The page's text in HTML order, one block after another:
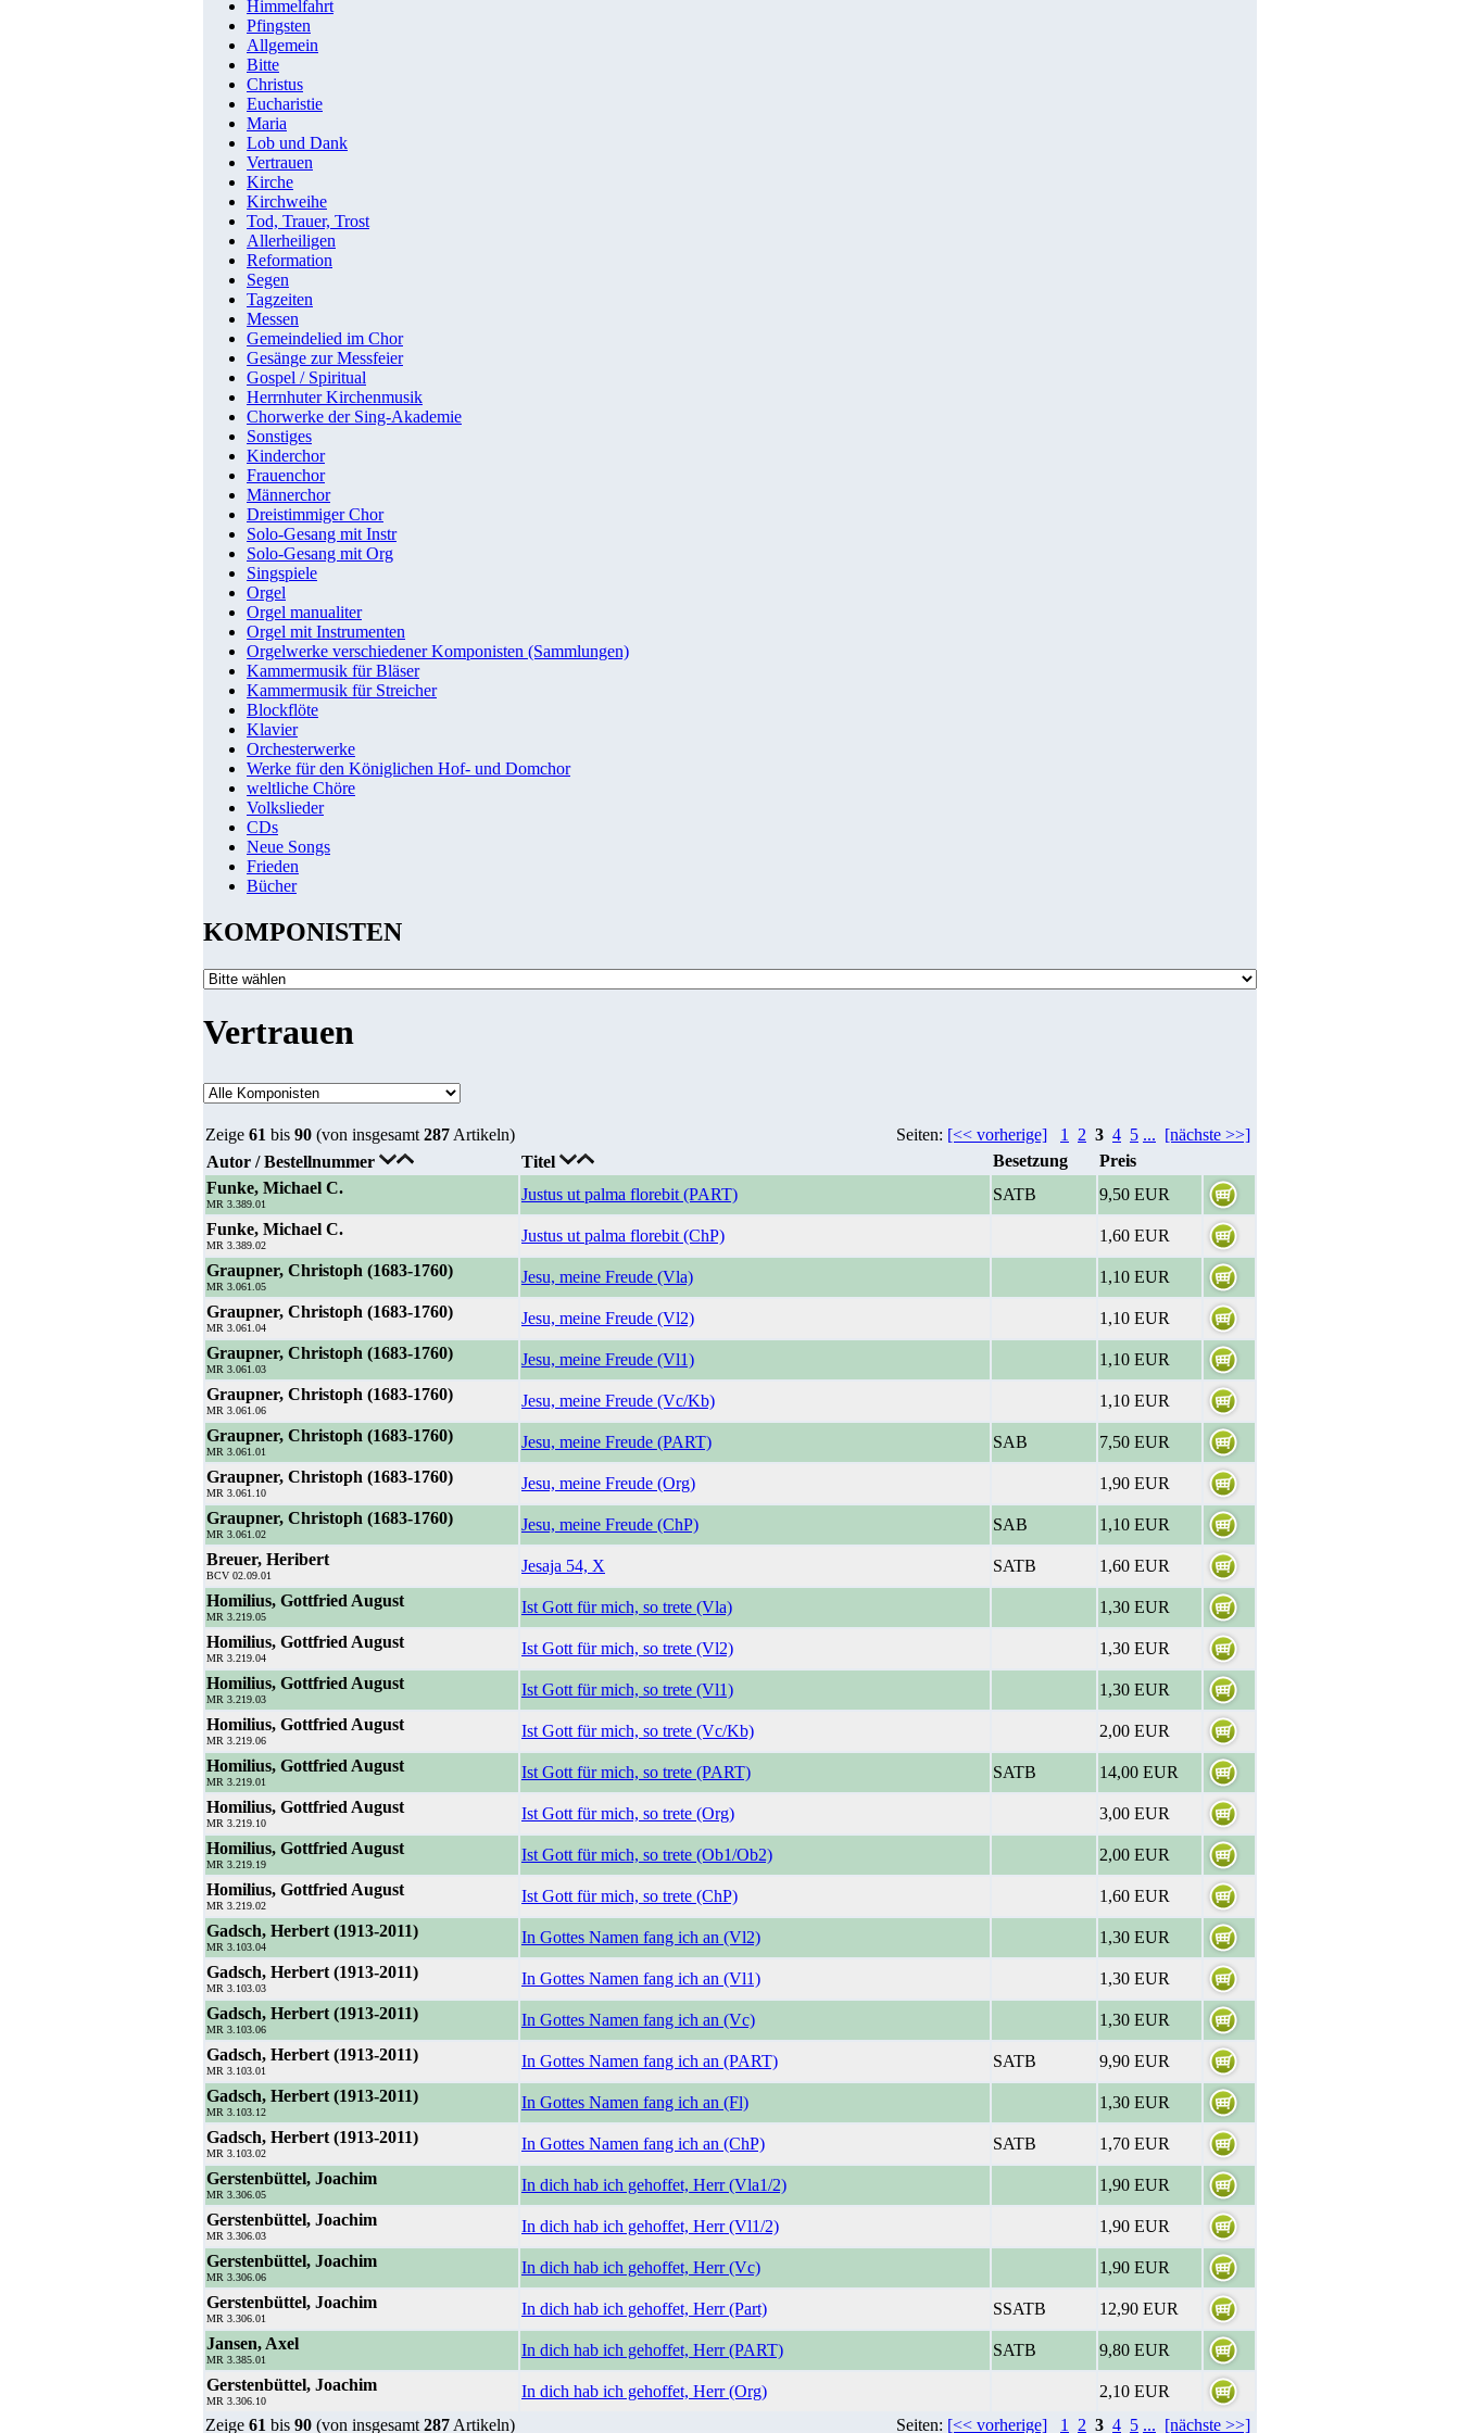
Himmelfahrt
Pfingsten
Allgemein
Bitte
Christus
Eucharistie
Maria
Lob und Dank
Vertrauen
Kirche
Kirchweihe
Tod, Trauer, Trost
Allerheiligen
Reformation
Segen
Tagzeiten
Messen
Gemeindelied im Chor
Gesänge zur Messfeier
Gospel / Spiritual
Herrnhuter Kirchenmusik
Chorwerke der Sing-Akademie
Sonstiges
Kinderchor
Frauenchor
Männerchor
Dreistimmiger Chor
Solo-Gesang mit Instr
Solo-Gesang mit Org
Singspiele
Orgel
Orgel manualiter
Orgel mit Instrumenten
Orgelwerke verschiedener Komponisten (Sammlungen)
Kammermusik für Bläser
Kammermusik für Streicher
Blockflöte
Klavier
Orchesterwerke
Werke für den Königlichen Hof- und Domchor
weltliche Chöre
Volkslieder
CDs
Neue Songs
Frieden
Bücher
KOMPONISTEN
Vertrauen
Zeige 61 bis 90 (von insgesamt 287 Artikeln) Seiten: [<< vorherige] 1 2 3 4 5 ... [nächste >>]
Autor / Bestellnummer
Titel Besetzung
Preis
Funke, Michael C.
MR 3.389.01
Justus ut palma florebit (PART) SATB
9,50 EUR
Funke, Michael C.
MR 3.389.02
Justus ut palma florebit (ChP)
1,60 EUR
Graupner, Christoph (1683-1760)
MR 3.061.05
Jesu, meine Freude (Vla)
1,10 EUR
Graupner, Christoph (1683-1760)
MR 3.061.04
Jesu, meine Freude (Vl2)
1,10 EUR
Graupner, Christoph (1683-1760)
MR 3.061.03
Jesu, meine Freude (Vl1)
1,10 EUR
Graupner, Christoph (1683-1760)
MR 3.061.06
Jesu, meine Freude (Vc/Kb)
1,10 EUR
Graupner, Christoph (1683-1760)
MR 3.061.01
Jesu, meine Freude (PART) SAB
7,50 EUR
Graupner, Christoph (1683-1760)
MR 3.061.10
Jesu, meine Freude (Org)
1,90 EUR
Graupner, Christoph (1683-1760)
MR 3.061.02
Jesu, meine Freude (ChP) SAB
1,10 EUR
Breuer, Heribert
BCV 02.09.01
Jesaja 54, X SATB
1,60 EUR
Homilius, Gottfried August
MR 3.219.05
Ist Gott für mich, so trete (Vla)
1,30 EUR
Homilius, Gottfried August
MR 3.219.04
Ist Gott für mich, so trete (Vl2)
1,30 EUR
Homilius, Gottfried August
MR 3.219.03
Ist Gott für mich, so trete (Vl1)
1,30 EUR
Homilius, Gottfried August
MR 3.219.06
Ist Gott für mich, so trete (Vc/Kb)
2,00 EUR
Homilius, Gottfried August
MR 3.219.01
Ist Gott für mich, so trete (PART) SATB
14,00 EUR
Homilius, Gottfried August
MR 3.219.10
Ist Gott für mich, so trete (Org)
3,00 EUR
Homilius, Gottfried August
MR 3.219.19
Ist Gott für mich, so trete (Ob1/Ob2)
2,00 EUR
Homilius, Gottfried August
MR 3.219.02
Ist Gott für mich, so trete (ChP)
1,60 EUR
Gadsch, Herbert (1913-2011)
MR 3.103.04
In Gottes Namen fang ich an (Vl2)
1,30 EUR
Gadsch, Herbert (1913-2011)
MR 3.103.03
In Gottes Namen fang ich an (Vl1)
1,30 EUR
Gadsch, Herbert (1913-2011)
MR 3.103.06
In Gottes Namen fang ich an (Vc)
1,30 EUR
Gadsch, Herbert (1913-2011)
MR 3.103.01
In Gottes Namen fang ich an (PART) SATB
9,90 EUR
Gadsch, Herbert (1913-2011)
MR 3.103.12
In Gottes Namen fang ich an (Fl)
1,30 EUR
Gadsch, Herbert (1913-2011)
MR 3.103.02
In Gottes Namen fang ich an (ChP) SATB
1,70 EUR
Gerstenbüttel, Joachim
MR 3.306.05
In dich hab ich gehoffet, Herr (Vla1/2)
1,90 EUR
Gerstenbüttel, Joachim
MR 3.306.03
In dich hab ich gehoffet, Herr (Vl1/2)
1,90 EUR
Gerstenbüttel, Joachim
MR 3.306.06
In dich hab ich gehoffet, Herr (Vc)
1,90 EUR
Gerstenbüttel, Joachim
MR 3.306.01
In dich hab ich gehoffet, Herr (Part) SSATB
12,90 EUR
Jansen, Axel
MR 3.385.01
In dich hab ich gehoffet, Herr (PART) SATB
9,80 EUR
Gerstenbüttel, Joachim
MR 3.306.10
In dich hab ich gehoffet, Herr (Org)
2,10 EUR
Zeige 61 bis 90 (von insgesamt 287 Artikeln) Seiten: [<< vorherige] 1 2 3 4 5 ... [nächste >>]